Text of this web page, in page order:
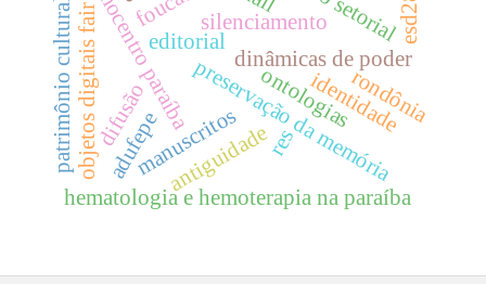
hemocentro paraíba
editorial
manuscritos
silenciamento
preservação da memória
dinâmicas de poder
hematologia e hemoterapia na paraíba
antiguidade
ontologiasidentidade
difusão res
esd28
objetos digitais fair rondônia
patrimônio cultural adufepe